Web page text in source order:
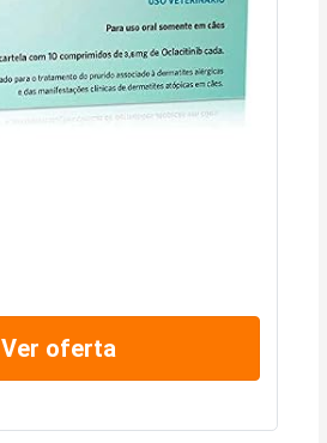
Ver oferta